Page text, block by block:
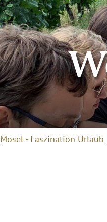
Mosel - Faszination Urlaub